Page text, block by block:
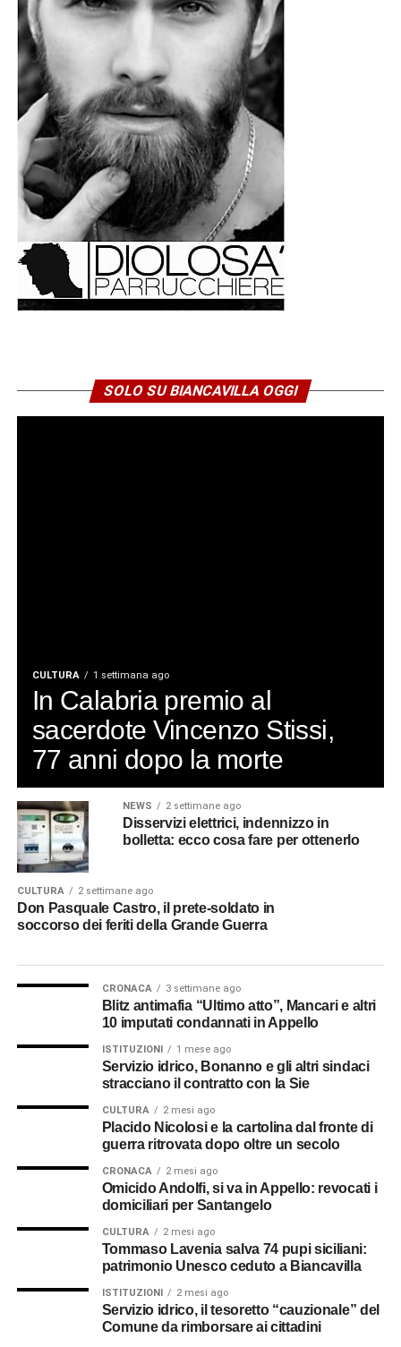
previsti dalla normativa, mentre il secondo richiede una
specifica istruttoria.
Per questo motivo è opportuno che i cittadini conservino
tutta la documentazione relativa agli alimenti andati
perduti o agli altri danni subiti e controllino le prossime
bollette per verificare l’eventuale accredito
dell’indennizzo previsto da ARERA.
© RIPRODUZIONE RISERVATA
SOLO SU BIANCAVILLA OGGI
CULTURA 1 settimana ago
In Calabria premio al
sacerdote Vincenzo Stissi,
77 anni dopo la morte
NEWS 2 settimane ago
Disservizi elettrici, indennizzo in
bolletta: ecco cosa fare per ottenerlo
CULTURA 2 settimane ago
Don Pasquale Castro, il prete-soldato in
soccorso dei feriti della Grande Guerra
CRONACA 3 settimane ago
Blitz antimafia “Ultimo atto”, Mancari e altri
10 imputati condannati in Appello
ISTITUZIONI 1 mese ago
Servizio idrico, Bonanno e gli altri sindaci
stracciano il contratto con la Sie
CULTURA 2 mesi ago
Placido Nicolosi e la cartolina dal fronte di
guerra ritrovata dopo oltre un secolo
CRONACA 2 mesi ago
Omicido Andolfi, si va in Appello: revocati i
domiciliari per Santangelo
CULTURA 2 mesi ago
Tommaso Lavenia salva 74 pupi siciliani:
patrimonio Unesco ceduto a Biancavilla
ISTITUZIONI 2 mesi ago
Servizio idrico, il tesoretto “cauzionale” del
Comune da rimborsare ai cittadini